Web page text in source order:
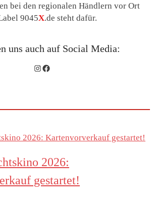
bei den regionalen Händlern vor Ort
9045X.de steht dafür.
uns auch auf Social Media:
Instagram Facebook
2026:
gestartet!